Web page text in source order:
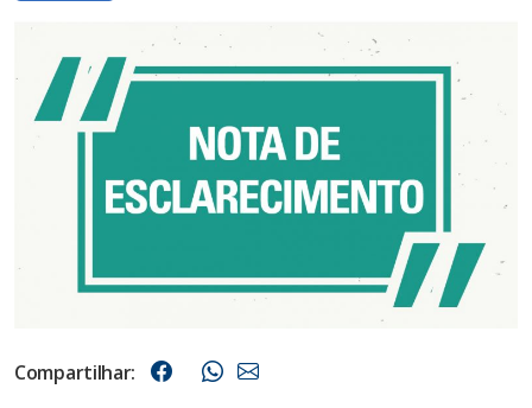
Compartilhar: